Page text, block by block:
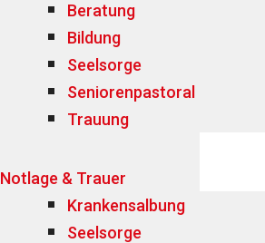
Beratung
Bildung
Seelsorge
Seniorenpastoral
Trauung
Notlage & Trauer
Krankensalbung
Seelsorge